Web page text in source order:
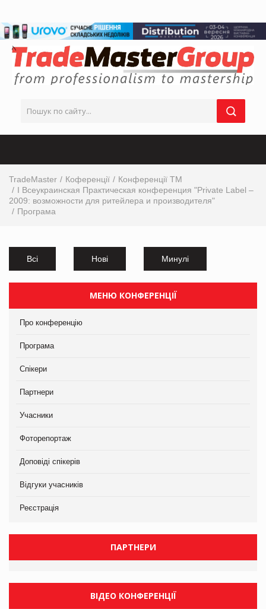
TradeMaster Коференції
Конференції ТМ
I Всеукраинская Практическая конференция "Private Label –
2009: возможности для ритейлера и производителя"
Програма
Всі Нові Минулі
МЕНЮ КОНФЕРЕНЦІЇ
Про конференцію
Програма
Спікери
Партнери
Учасники
Фоторепортаж
Доповіді спікерів
Відгуки учасників
Реєстрація
ПАРТНЕРИ
ВІДЕО КОНФЕРЕНЦІЇ